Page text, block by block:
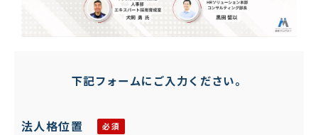
下記フォームにご入力ください。
法人格位置